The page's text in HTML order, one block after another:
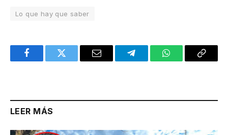
Lo que hay que saber
FacebookTwitter Email TelegramWhatsAppCopy
LEER MÁS